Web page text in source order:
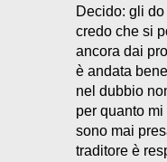
Decido: gli
credo che si
ancora dai
è andata
nel dubbio
per quanto
sono mai
traditore è